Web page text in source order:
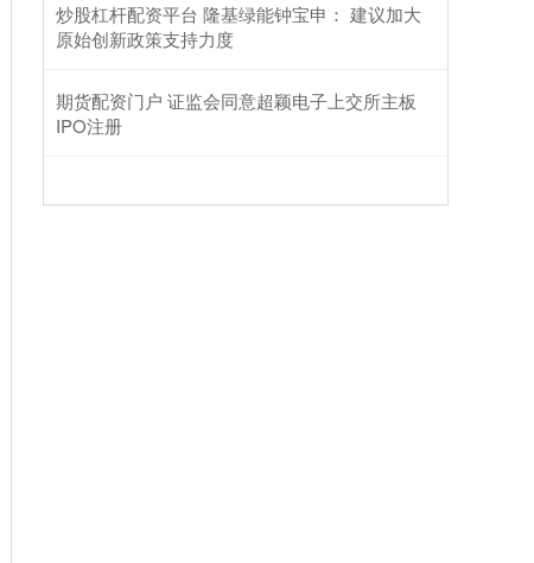
炒股杠杆配资平台 隆基绿能钟宝申： 建议加大
原始创新政策支持力度
期货配资门户 证监会同意超颖电子上交所主板
IPO注册